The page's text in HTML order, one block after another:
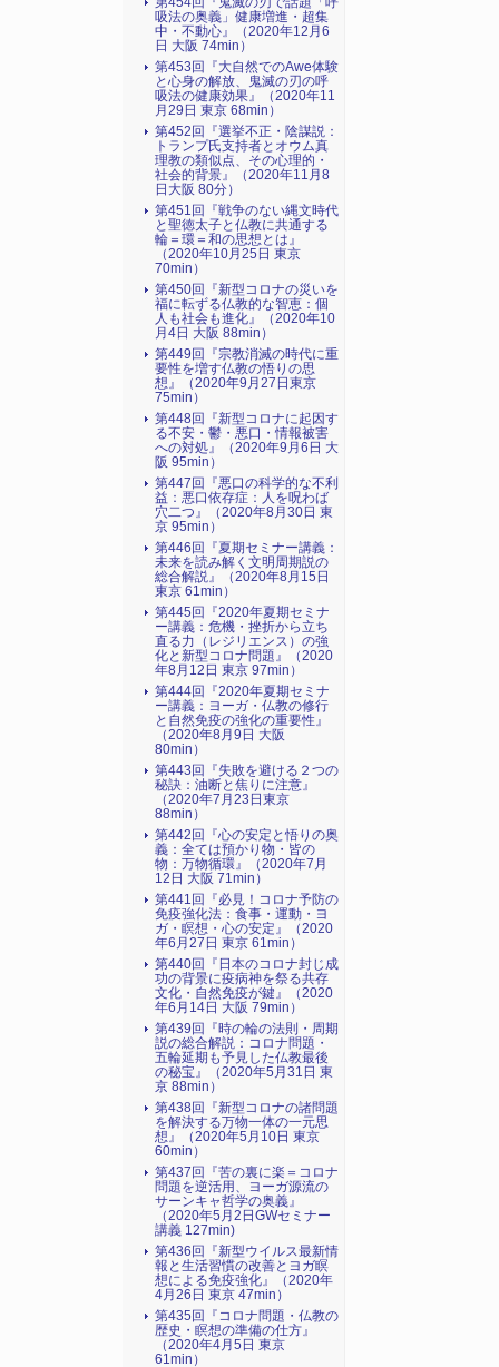
吸法の奥義」健康増進・超集
中・不動心』（2020年12月6
日 大阪 74min）
第453回『大自然でのAwe体験
と心身の解放、鬼滅の刃の呼
吸法の健康効果』（2020年11
月29日 東京 68min）
第452回『選挙不正・陰謀説：
トランプ氏支持者とオウム真
理教の類似点、その心理的・
社会的背景』（2020年11月8
日大阪 80分）
第451回『戦争のない縄文時代
と聖徳太子と仏教に共通する
輪＝環＝和の思想とは』
（2020年10月25日 東京
70min）
第450回『新型コロナの災いを
福に転ずる仏教的な智恵：個
人も社会も進化』（2020年10
月4日 大阪 88min）
第449回『宗教消滅の時代に重
要性を増す仏教の悟りの思
想』（2020年9月27日東京
75min）
第448回『新型コロナに起因す
る不安・鬱・悪口・情報被害
への対処』（2020年9月6日 大
阪 95min）
第447回『悪口の科学的な不利
益：悪口依存症：人を呪わば
穴二つ』（2020年8月30日 東
京 95min）
第446回『夏期セミナー講義：
未来を読み解く文明周期説の
総合解説』（2020年8月15日
東京 61min）
第445回『2020年夏期セミナ
ー講義：危機・挫折から立ち
直る力（レジリエンス）の強
化と新型コロナ問題』（2020
年8月12日 東京 97min）
第444回『2020年夏期セミナ
ー講義：ヨーガ・仏教の修行
と自然免疫の強化の重要性』
（2020年8月9日 大阪
80min）
第443回『失敗を避ける２つの
秘訣：油断と焦りに注意』
（2020年7月23日東京
88min）
第442回『心の安定と悟りの奥
義：全ては預かり物・皆の
物：万物循環』（2020年7月
12日 大阪 71min）
第441回『必見！コロナ予防の
免疫強化法：食事・運動・ヨ
ガ・瞑想・心の安定』（2020
年6月27日 東京 61min）
第440回『日本のコロナ封じ成
功の背景に疫病神を祭る共存
文化・自然免疫が鍵』（2020
年6月14日 大阪 79min）
第439回『時の輪の法則・周期
説の総合解説：コロナ問題・
五輪延期も予見した仏教最後
の秘宝』（2020年5月31日 東
京 88min）
第438回『新型コロナの諸問題
を解決する万物一体の一元思
想』（2020年5月10日 東京
60min）
第437回『苦の裏に楽＝コロナ
問題を逆活用、ヨーガ源流の
サーンキャ哲学の奥義』
（2020年5月2日GWセミナー
講義 127min)
第436回『新型ウイルス最新情
報と生活習慣の改善とヨガ瞑
想による免疫強化』（2020年
4月26日 東京 47min）
第435回『コロナ問題・仏教の
歴史・瞑想の準備の仕方』
（2020年4月5日 東京
61min）